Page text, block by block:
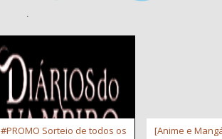
#PROMO Sorteio de todos os
[Anime e